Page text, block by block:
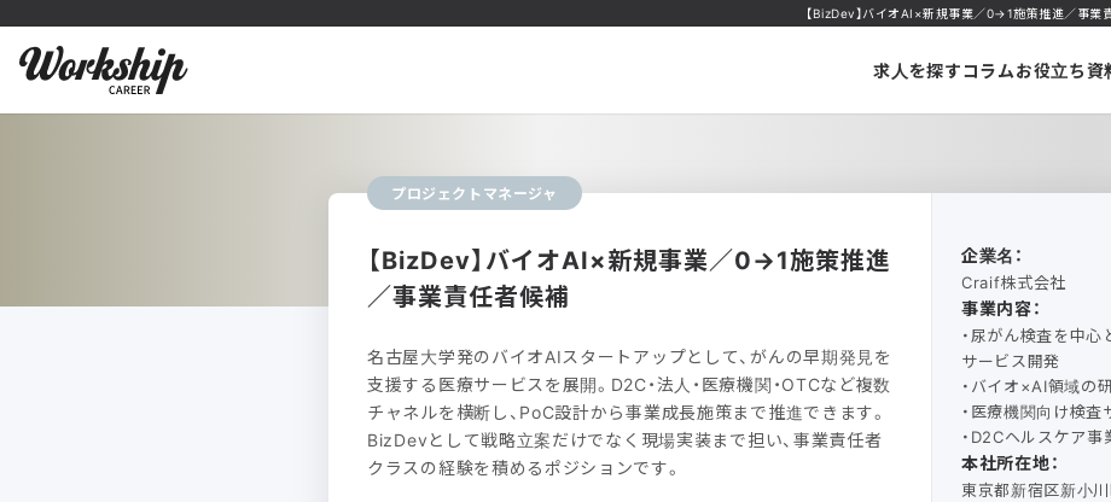
【BizDev】バイオAI×新規事業／0→1施策推進／事業
求人を探すコラムお役立ち資
プロジェクトマネージャ
【BizDev】バイオAI×新規事業／0→1施策推進
／事業責任者候補
名古屋大学発のバイオAIスタートアップとして、がんの早期発見を
支援する医療サービスを展開。D2C・法人・医療機関・OTCなど複数
チャネルを横断し、PoC設計から事業成長施策まで推進できます。
BizDevとして戦略立案だけでなく現場実装まで担い、事業責任者
クラスの経験を積めるポジションです。
企業名：
Craif株式会社
事業内容：
・尿がん検査を中
サービス開発
・バイオ×AI領域の
・医療機関向け検査
・D2Cヘルスケア事
本社所在地：
東京都新宿区新小